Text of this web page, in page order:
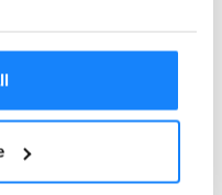
e del paese,